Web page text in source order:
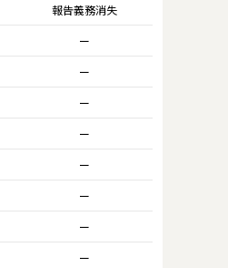
報告義務消失
ー
ー
ー
ー
ー
ー
ー
ー